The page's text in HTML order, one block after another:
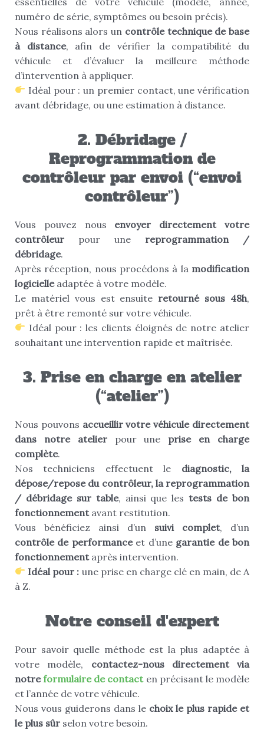
numéro de série, symptômes ou besoin précis).
Nous réalisons alors un contrôle technique de base
à distance, afin de vérifier la compatibilité du
véhicule et d’évaluer la meilleure méthode
d’intervention à appliquer.
Idéal pour : un premier contact, une vérification
avant débridage, ou une estimation à distance.
2. Débridage /
Reprogrammation de
contrôleur par envoi (“envoi
contrôleur”)
Vous pouvez nous envoyer directement votre
contrôleur pour une reprogrammation /
débridage.
Après réception, nous procédons à la modification
logicielleadaptée à votre modèle.
Le matériel vous est ensuite retourné sous 48h,
prêt à être remonté sur votre véhicule.
Idéal pour : les clients éloignés de notre atelier
souhaitant une intervention rapide et maîtrisée.
3. Prise en charge en atelier
(“atelier”)
Nous pouvons accueillir votre véhicule directement
dans notre atelierpour une prise en charge
complète.
Nos techniciens effectuent le diagnostic, la
dépose/repose du contrôleur, la reprogrammation
/ débridage sur table, ainsi que lestests de bon
fonctionnementavant restitution.
Vous bénéficiez ainsi d’un suivi complet, d’un
contrôle de performanceet d’une garantie de bon
fonctionnementaprès intervention.
Idéal pour : une prise en charge clé en main, de A
à Z.
Notre conseil d'expert
Pour savoir quelle méthode est la plus adaptée à
votre modèle, contactez-nous directement via
notreformulaire de contacten précisant le modèle
et l’année de votre véhicule.
Nous vous guiderons dans le choix le plus rapide et
le plus sûr selon votre besoin.